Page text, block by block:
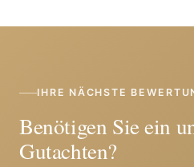
IHRE NÄCHSTE
Benötigen Sie ein
Gutachten?